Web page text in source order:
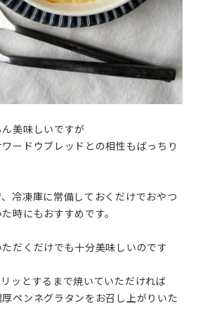
美味しいですが
ードウブレッドとの相性もばっちり
冷凍庫に常備しておくだけでおやつ
時にもおすすめです。
だくだけでも十分美味しいのです
ッとするまで焼いていただければ
ペンネグラタンをお召し上がりいた